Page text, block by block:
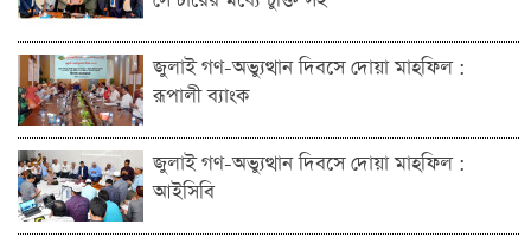
জুলাই গণ-অভ্যুত্থান দিবসে দোয়া মাহফিল :
রূপালী ব্যাংক
জুলাই গণ-অভ্যুত্থান দিবসে দোয়া মাহফিল :
আইসিবি